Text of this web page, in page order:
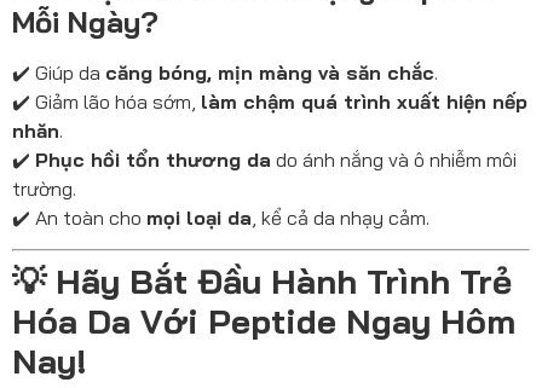
Mỗi Ngày?
✔️ Giúp da căng bóng, mịn màng và săn chắc.
✔️ Giảm lão hóa sớm, làm chậm quá trình xuất hiện nếp
nhăn.
✔️ Phục hồi tổn thương da do ánh nắng và ô nhiễm môi
trường.
✔️ An toàn cho mọi loại da , kể cả da nhạy cảm.
💡 Hãy Bắt Đầu Hành Trình Trẻ
Hóa Da Với Peptide Ngay Hôm
Nay!